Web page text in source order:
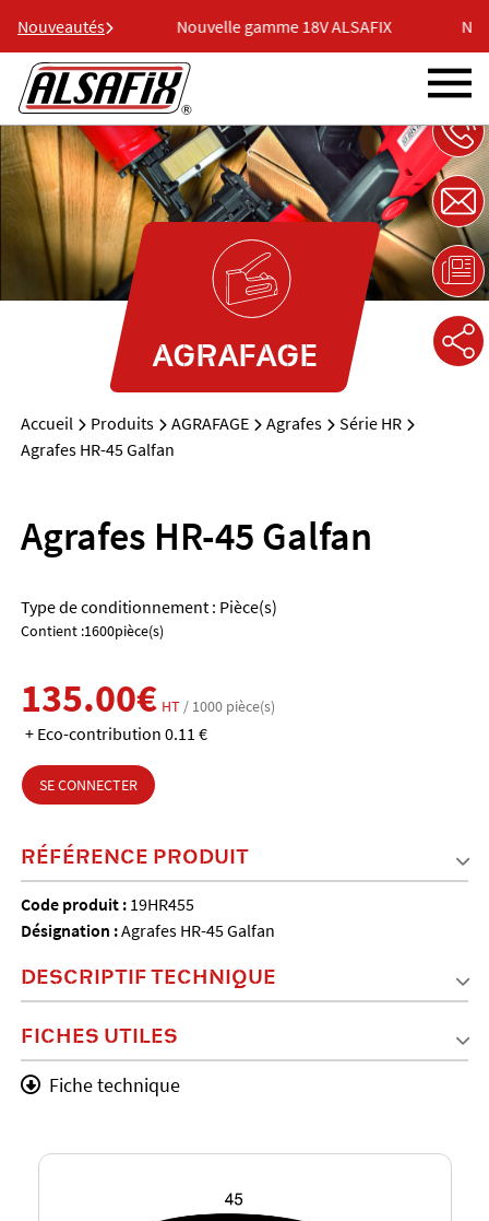
Nouveautés
ALSAFIX Nouvelle gamme 18V ALSAFIX
AGRAFAGE
Accueil Produits AGRAFAGE Agrafes
Série HR
Agrafes HR-45 Galfan
Agrafes HR-45 Galfan
Type de conditionnement : Pièce(s)
Contient :1600pièce(s)
135.00€ HT / 1000 pièce(s)
+ Eco-contribution 0.11 €
SE CONNECTER
RÉFÉRENCE PRODUIT
Code produit : 19HR455
Désignation :Agrafes HR-45 Galfan
DESCRIPTIF TECHNIQUE
FICHES UTILES
Fiche technique